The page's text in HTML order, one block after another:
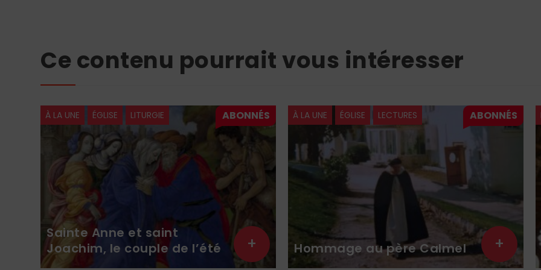
Ce contenu pourrait vous intéresser
À LA UNE ÉGLISE LITURGIE
Sainte Anne et saint
Joachim, le couple de l’été
+
À LA UNE ÉGLISE LECTURES
Hommage au père Calmel +